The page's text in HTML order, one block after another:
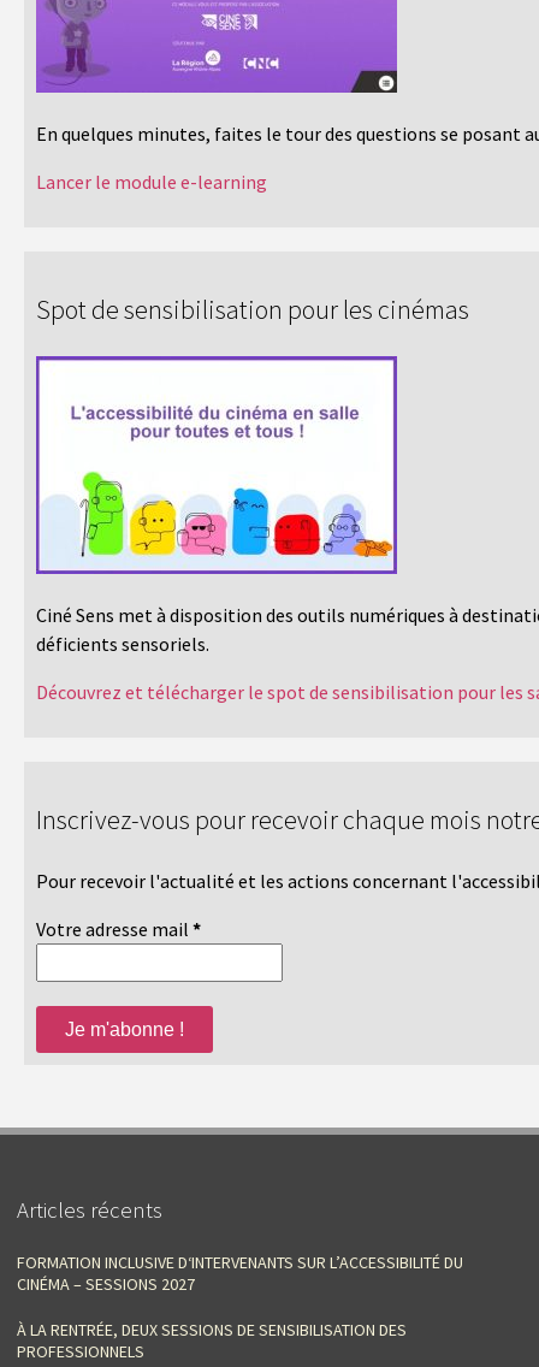
En quelques minutes, faites le tour des questions se posant
Lancer le module e-learning
Spot de sensibilisation pour les cinémas
Ciné Sens met à disposition des outils numériques à
déficients sensoriels.
Découvrez et télécharger le spot de sensibilisation pour les
Inscrivez-vous pour recevoir chaque mois
Pour recevoir l'actualité et les actions concernant
Votre adresse mail *
Articles récents
FORMATION INCLUSIVE D‘INTERVENANTS SUR L’ACCESSIBILITÉ DU
CINÉMA – SESSIONS 2027
À LA RENTRÉE, DEUX SESSIONS DE SENSIBILISATION DES
PROFESSIONNELS